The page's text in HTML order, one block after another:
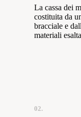
La cassa dei
costituita da
bracciale e
materiali
02.